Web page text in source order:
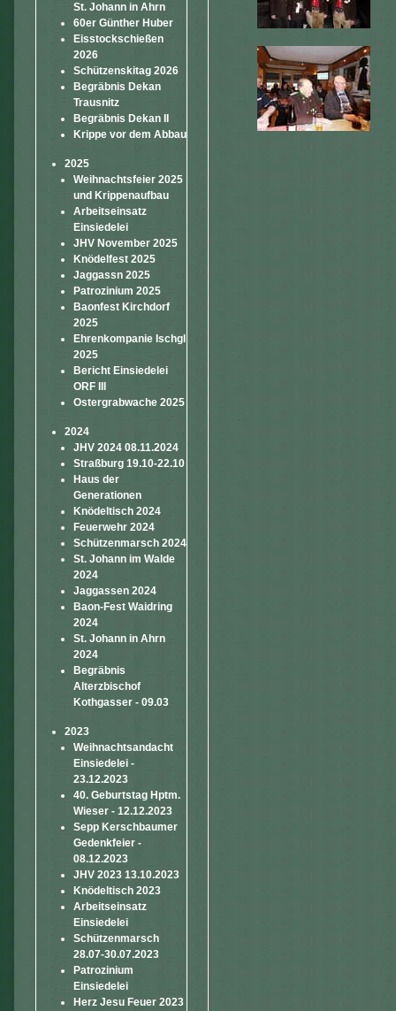
St. Johann in Ahrn
60er Günther Huber
Eisstockschießen
2026
Schützenskitag 2026
Begräbnis Dekan
Trausnitz
Begräbnis Dekan II
Krippe vor dem Abbau
2025
Weihnachtsfeier 2025
und Krippenaufbau
Arbeitseinsatz
Einsiedelei
JHV November 2025
Knödelfest 2025
Jaggassn 2025
Patrozinium 2025
Baonfest Kirchdorf
2025
Ehrenkompanie Ischgl
2025
Bericht Einsiedelei
ORF III
Ostergrabwache 2025
2024
JHV 2024 08.11.2024
Straßburg 19.10-22.10
Haus der
Generationen
Knödeltisch 2024
Feuerwehr 2024
Schützenmarsch 2024
St. Johann im Walde
2024
Jaggassen 2024
Baon-Fest Waidring
2024
St. Johann in Ahrn
2024
Begräbnis
Alterzbischof
Kothgasser - 09.03
2023
Weihnachtsandacht
Einsiedelei -
23.12.2023
40. Geburtstag Hptm.
Wieser - 12.12.2023
Sepp Kerschbaumer
Gedenkfeier -
08.12.2023
JHV 2023 13.10.2023
Knödeltisch 2023
Arbeitseinsatz
Einsiedelei
Schützenmarsch
28.07-30.07.2023
Patrozinium
Einsiedelei
Herz Jesu Feuer 2023